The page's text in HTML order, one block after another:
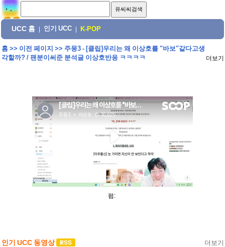
UCC 홈 인기 UCC K-POP
홈>> 이전 페이지 >> 주몽3 - [클립]우리는 왜 이상호를 "바보"같다고생
각할까? / 팬분이써준 분석글 이상호반응 ㅋㅋㅋㅋ
더보기
펌:
인기 UCC 동영상 더보기